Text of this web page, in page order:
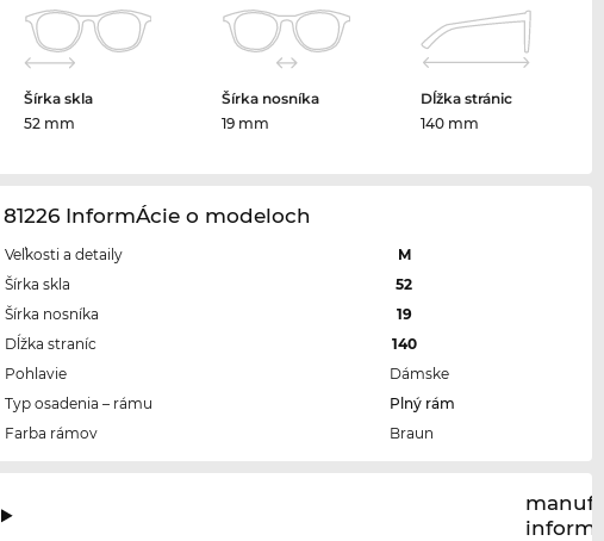
Šírka skla
52 mm
Šírka nosníka
19 mm
Dĺžka stránic
140 mm
81226 InformÁcie o modeloch
Veľkosti a detaily
M
Šírka skla
52
Šírka nosníka
19
Dĺžka straníc
140
Pohlavie
Dámske
Typ osadenia – rámu
Plný rám
Farba rámov
Braun